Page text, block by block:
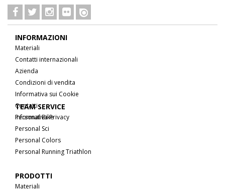
INFORMAZIONI
Materiali
Contatti internazionali
Azienda
Condizioni di vendita
Informativa sui Cookie
Contatti
Informativa Privacy
TEAM SERVICE
Personal Bike
Personal Sci
Personal Colors
Personal Running Triathlon
PRODOTTI
Materiali